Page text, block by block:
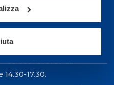
Busto Fagnano 38,
Italia.
0331 575757 da
17.30.